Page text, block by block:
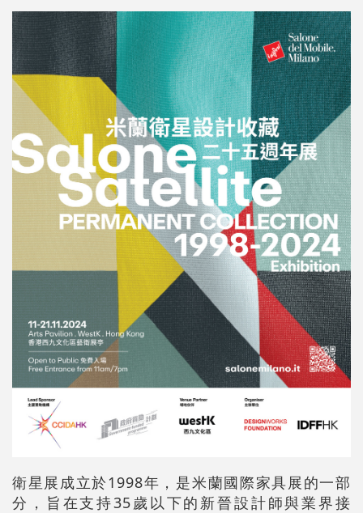
衛星展成立於1998年，是米蘭國際家具展的一部
分，旨在支持35歲以下的新晉設計師與業界接